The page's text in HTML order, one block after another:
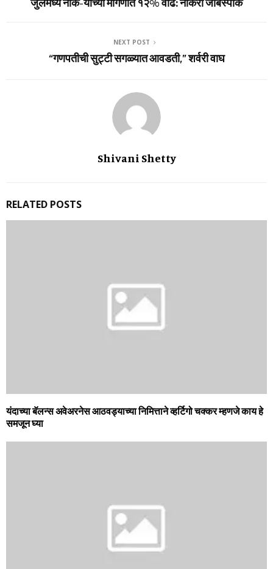
NEXT POST
“गणपतीची सुट्टी सगळ्यात आवडती,” शर्वरी वाघ
Shivani Shetty
RELATED POSTS
यंदाच्या बॅलन्स अवेअरनेस आठवड्याच्या निमित्ताने व्हर्टिगो चक्कर म्हणजे काय हे
समजून घ्या